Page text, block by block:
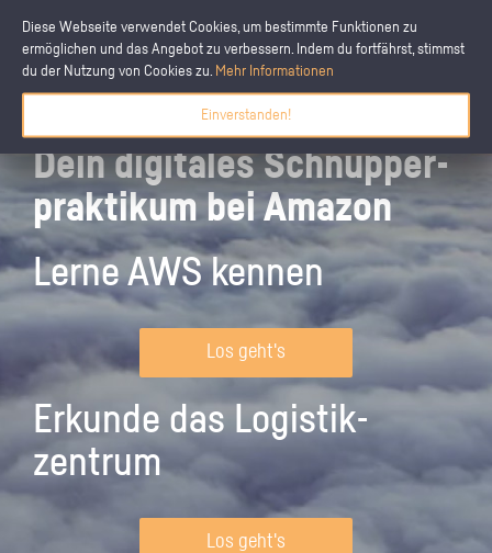
Diese Webseite verwendet Cookies, um bestimmte Funktionen zu
ermöglichen und das Angebot zu verbessern. Indem du fortfährst, stimmst
du der Nutzung von Cookies zu. Mehr Informationen
Einverstanden!
Dein digitales Schnupper­
praktikum bei Amazon
Lerne AWS kennen
Los geht's
Erkunde das Logistik­
zentrum
Los geht's